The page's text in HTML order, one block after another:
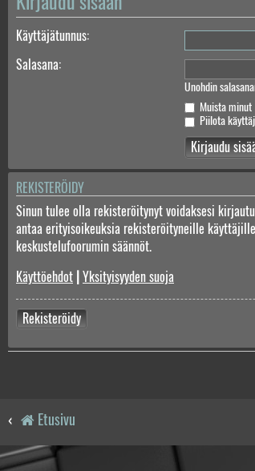
Käyttäjätunnus:
Salasana:
Unohdin
Muista minut
Piilota
REKISTERÖIDY
Sinun tulee olla rekisteröitynyt voidaksesi
antaa erityisoikeuksia rekisteröityneille
keskustelufoorumin säännöt.
Käyttöehdot | Yksityisyyden suoja
Rekisteröidy
Etusivu